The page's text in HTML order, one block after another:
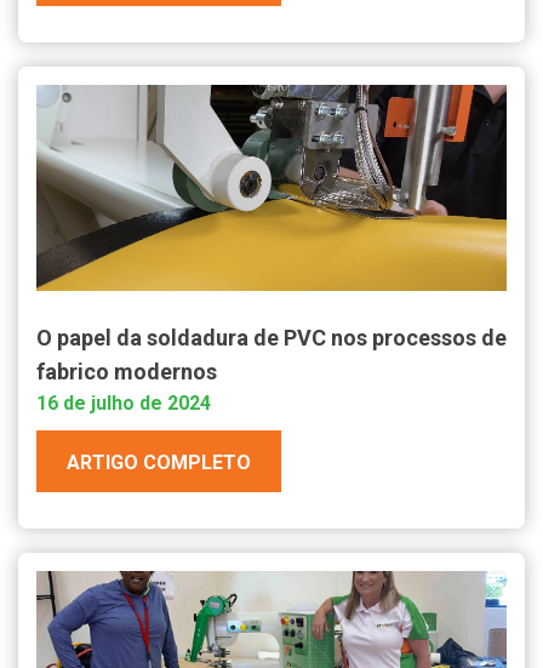
O papel da soldadura de PVC nos processos de
fabrico modernos
16 de julho de 2024
ARTIGO COMPLETO